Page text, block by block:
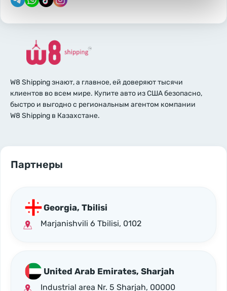
W8 Shipping знают, а главное, ей доверяют тысячи
клиентов во всем мире. Купите авто из США безопасно,
быстро и выгодно с региональным агентом компании
W8 Shipping в Казахстане.
Партнеры
Georgia, Tbilisi
Marjanishvili 6 Tbilisi, 0102
United Arab Emirates, Sharjah
Industrial area Nr. 5 Sharjah, 00000